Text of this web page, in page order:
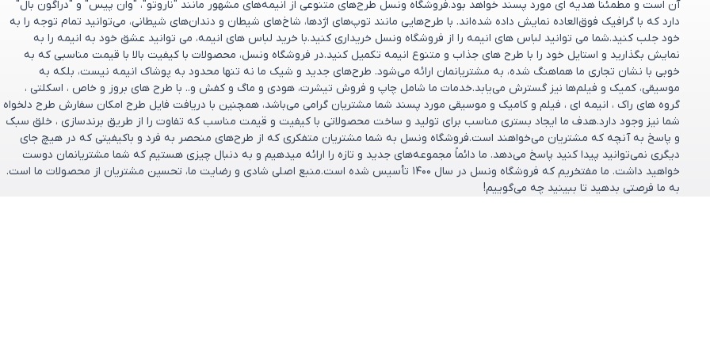
آن است و مطمئناً هدیه ای مورد پسند خواهد بود.فروشگاه ونسل طرح‌های متنوعی از انیمه‌های مشهور مانند "ناروتو"، "وان پیس" و "دراگون بال"
دارد که با گرافیک فوق‌العاده نمایش داده شده‌اند. با طرح‌هایی مانند توپ‌های اژدها، شاخ‌های شیطان و دندان‌های شیطانی، می‌توانید تمام توجه را به
خود جلب کنید.شما می توانید لباس های انیمه را از فروشگاه ونسل خریداری کنید.با خرید لباس های انیمه، می توانید عشق خود به انیمه را به
نمایش بگذارید و استایل خود را با طرح های جذاب و متنوع انیمه تکمیل کنید.در فروشگاه ونسل، محصولات با کیفیت بالا با قیمت مناسبی که به
خوبی با نشان تجاری ما هماهنگ شده، به مشتریانمان ارائه می‌شود. طرح‌های جدید و شیک ما نه تنها محدود به پوشاک انیمه نیست، بلکه به
موسیقی، کمیک و فیلم‌ها نیز گسترش می‌یابد.خدمات ما شامل چاپ و فروش تیشرت، هودی و ماگ و کفش و.. با طرح های بروز و خاص ، اسکلتی ،
گروه های راک ، انیمه ای ، فیلم و کامیک و موسیقی مورد پسند شما مشتریان گرامی می‌باشد، همچنین با دریافت فایل طرح امکان سفارش طرح دلخواه
شما نیز وجود دارد.هدف ما ایجاد بستری مناسب برای تولید و ساخت محصولاتی با کیفیت و قیمت مناسب که تفاوت را از طریق برندسازی ، خلق سبک
و پاسخ به آنچه که مشتریان می‌خواهند است.فروشگاه ونسل به شما مشتریان متفکری که از طرح‌های منحصر به‌ فرد و باکیفیتی که در هیچ جای
دیگری نمی‌توانید پیدا کنید پاسخ می‌دهد. ما دائماً مجموعه‌های جدید و تازه را ارائه میدهیم و به دنبال چیزی هستیم که شما مشتریانمان دوست
خواهید داشت. ما مفتخریم که فروشگاه ونسل در سال ۱۴۰۰ تأسیس شده است.منبع اصلی شادی و رضایت ما، تحسین مشتریان از محصولات ما است.
به ما فرصتی بدهید تا ببینید چه می‌گوییم!